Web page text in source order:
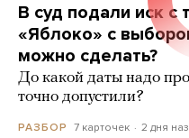
В суд подали иск с
«Яблоко» с
можно сделать?
До какой даты надо
точно допустили?
РАЗБОР 7 карточек 2 дня